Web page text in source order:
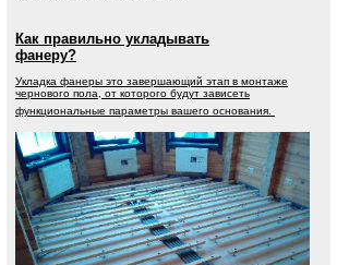
Как правильно укладывать
фанеру?
Укладка фанеры это завершающий этап в монтаже
чернового пола, от которого будут зависеть
функциональные параметры вашего основания.